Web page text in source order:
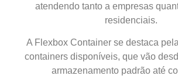
atendendo tanto a empresas
residenciais.
A Flexbox Container se destaca
containers disponíveis, que vão
armazenamento padrão até